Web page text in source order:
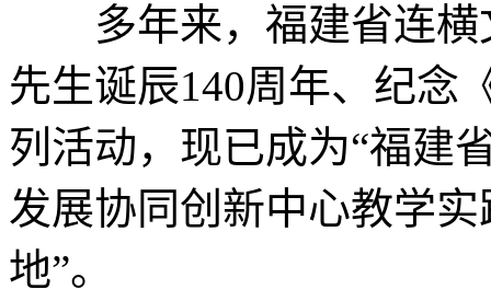
多年来，福建省连横
先生诞辰140周年、纪念
列活动，现已成为“福建
发展协同创新中心教学
地”。